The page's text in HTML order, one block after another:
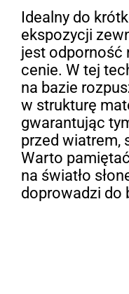
Idealny do
ekspozycji
jest odporność
cenie. W tej
na bazie
w strukturę
gwarantując
przed wiatrem,
Warto
na światło
doprowadzi do